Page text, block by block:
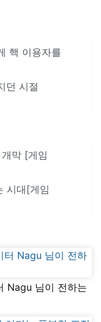
핵 이용자를
던 시절
개막 [게임
시대[게임
Nagu 님이 전하는